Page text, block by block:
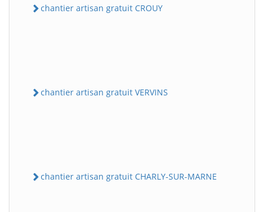
chantier artisan gratuit CROUY
chantier artisan gratuit VERVINS
chantier artisan gratuit CHARLY-SUR-MARNE